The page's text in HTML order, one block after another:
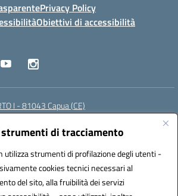
di tracciamento
utilizza strumenti di profilazione degli utenti -
cookies tecnici necessari al
del sito, alla fruibilità dei servizi
Privacy Policy
Obiettivi di accessibilità
I - 81043 Capua (CE)
(PEC):cepm03000d@pec.istruzione.it
CEPM03000D
Amministrazioni (IPA): istsc_cepm03000d
(CUF): UF7IYN